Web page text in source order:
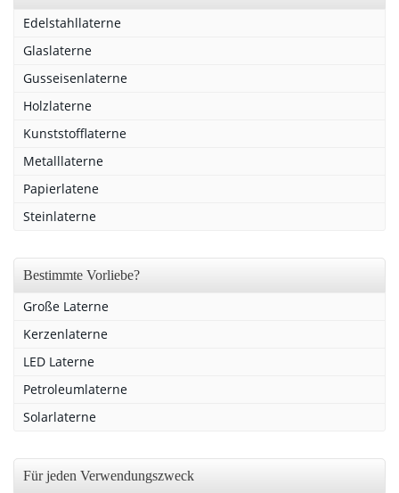
Edelstahllaterne
Glaslaterne
Gusseisenlaterne
Holzlaterne
Kunststofflaterne
Metalllaterne
Papierlatene
Steinlaterne
Bestimmte Vorliebe?
Große Laterne
Kerzenlaterne
LED Laterne
Petroleumlaterne
Solarlaterne
Für jeden Verwendungszweck